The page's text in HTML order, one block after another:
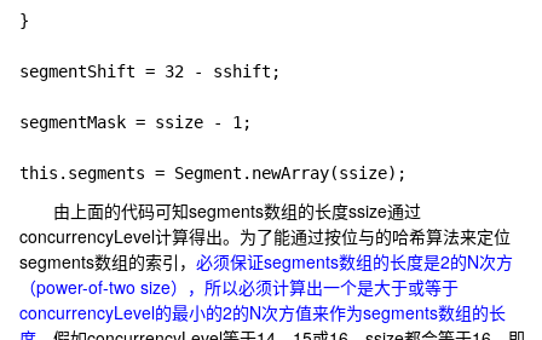
}
segmentShift = 32 - sshift;
segmentMask = ssize - 1;
由上面的代码可知segments数组的长度ssize通过
concurrencyLevel计算得出。为了能通过按位与的哈希算法来定位
segments数组的索引，必须保证segments数组的长度是2的N次方
（power-of-two size），所以必须计算出一个是大于或等于
concurrencyLevel的最小的2的N次方值来作为segments数组的长